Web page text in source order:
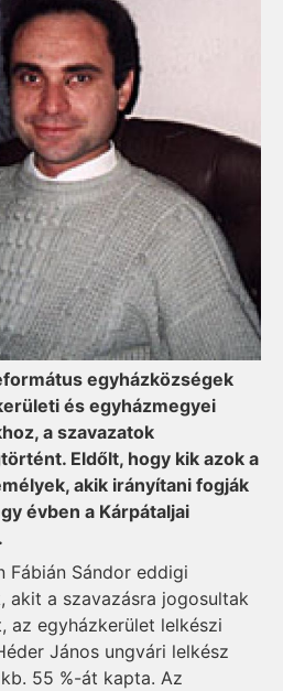
egyházközségek
és egyházmegyei
a szavazatok
Eldőlt, hogy kik azok a
akik irányítani fogják
évben a Kárpátaljai
Fábián Sándor eddigi
a szavazásra jogosultak
az egyházkerület lelkészi
János ungvári lelkész
55 %-át kapta. Az